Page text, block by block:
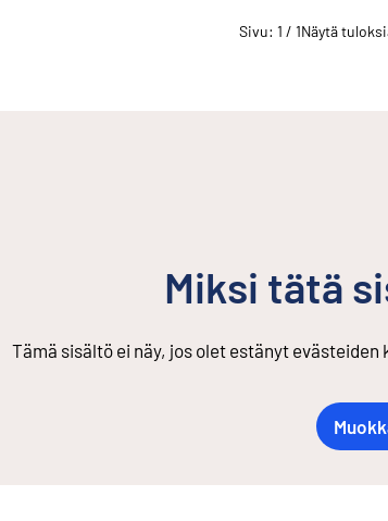
Sivu: 1 / 1Näytä
Miksi tätä
Tämä sisältö ei näy, jos olet estänyt